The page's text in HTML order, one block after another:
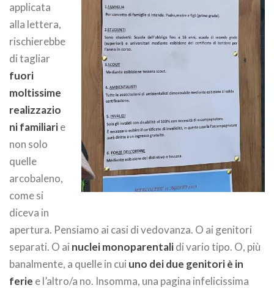
applicata
alla lettera,
rischierebbe
di tagliar
fuori
moltissime
realizzazio
ni familiarie
non solo
quelle
arcobaleno,
come si
diceva in
apertura. Pensiamo ai casi di vedovanza. O ai genitori
separati. O ai nuclei monoparentalidi vario tipo. O, più
banalmente, a quelle in cui uno dei due genitori è in
ferie e l’altro/a no. Insomma, una pagina infelicissima